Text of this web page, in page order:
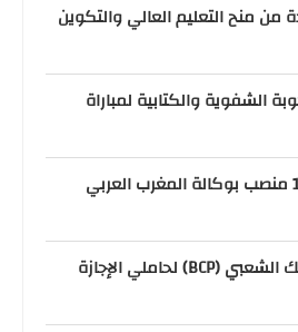
من منح التعليم العالي والتكوين
الشفوية والكتابية لمباراة
📌 مباريات توظيف 15 منصب بوكالة المغرب العربي
📌 فرص توظيف بالبنك الشعبي (BCP) لحاملي الإجازة